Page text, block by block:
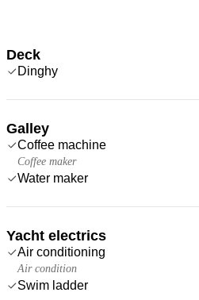
Deck
Dinghy
Galley
Coffee machine
Coffee maker
Water maker
Yacht electrics
Air conditioning
Air condition
Swim ladder